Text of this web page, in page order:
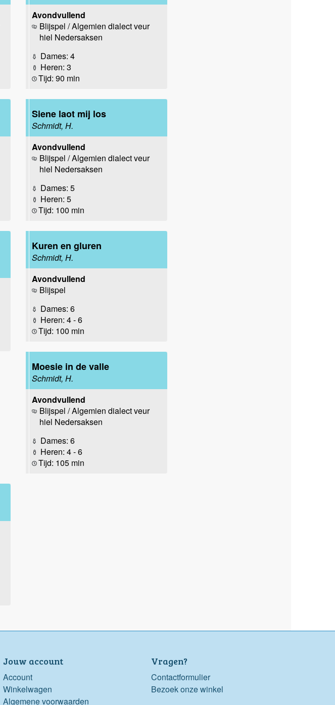
Avondvullend
Blijspel / Algemien dialect veur
hiel Nedersaksen
Dames: 4
Heren: 3
Tijd: 90 min
Siene laot mij los
Schmidt, H.
Avondvullend
Blijspel / Algemien dialect veur
hiel Nedersaksen
Dames: 5
Heren: 5
Tijd: 100 min
Kuren en gluren
Schmidt, H.
Avondvullend
Blijspel
Dames: 6
Heren: 4 - 6
Tijd: 100 min
Moesie in de valle
Schmidt, H.
Avondvullend
Blijspel / Algemien dialect veur
hiel Nedersaksen
Dames: 6
Heren: 4 - 6
Tijd: 105 min
Jouw account
Account
Winkelwagen
Algemene voorwaarden
Vragen?
Contactformulier
Bezoek onze winkel